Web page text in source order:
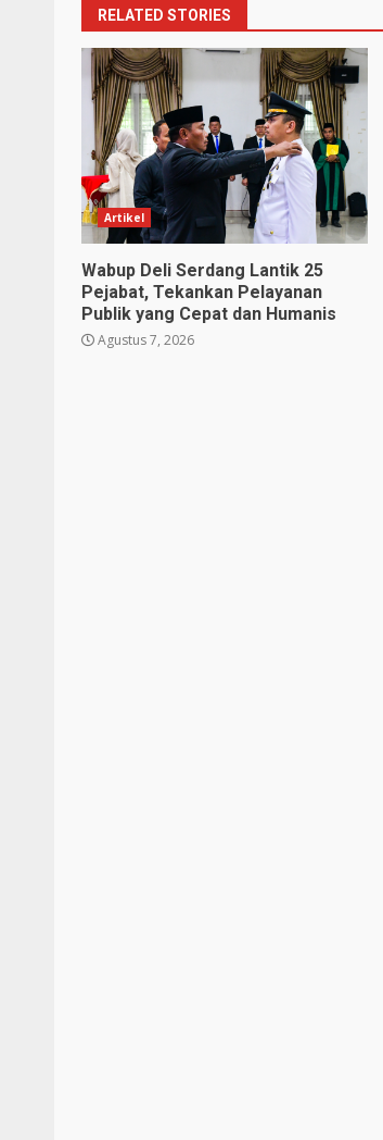
RELATED STORIES
Artikel
Wabup Deli Serdang Lantik 25
Pejabat, Tekankan Pelayanan
Publik yang Cepat dan Humanis
Agustus 7, 2026